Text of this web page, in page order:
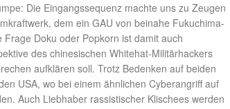
Die Eingangssequenz machte uns zu Zeugen
dem ein GAU von beinahe Fukuchima-
Doku oder Popkorn ist damit auch
des chinesischen Whitehat-Militärhackers
aufklären soll. Trotz Bedenken auf beiden
USA, wo bei einem ähnlichen Cyberangriff auf
Auch Liebhaber rassistischer Klischees werden